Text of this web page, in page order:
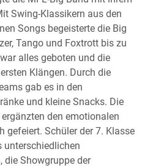
Swing-Klassikern aus den
Songs begeisterte die Big
Tango und Foxtrott bis zu
alles geboten und die
Klängen. Durch die
gab es in den
und kleine Snacks. Die
den emotionalen
gefeiert. Schüler der 7. Klasse
unterschiedlichen
die Showgruppe der